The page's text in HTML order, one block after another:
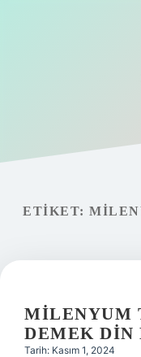
Gizlilik Politikası
ETIKET:
MILENYUM
DEMEK DIN
Tarih: Kasım 1, 2024